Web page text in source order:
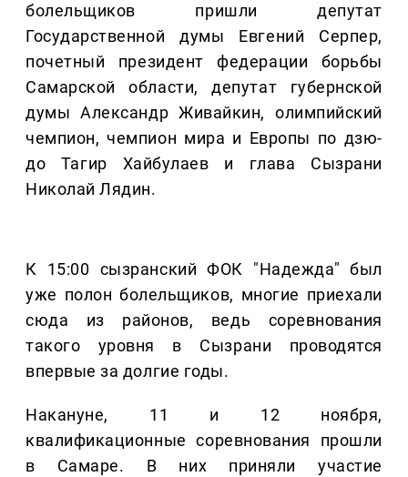
болельщиков пришли депутат
Государственной думы Евгений Серпер,
почетный президент федерации борьбы
Самарской области, депутат губернской
думы Александр Живайкин, олимпийский
чемпион, чемпион мира и Европы по дзю-
до Тагир Хайбулаев и глава Сызрани
Николай Лядин.
К 15:00 сызранский ФОК "Надежда" был
уже полон болельщиков, многие приехали
сюда из районов, ведь соревнования
такого уровня в Сызрани проводятся
впервые за долгие годы.
Накануне, 11 и 12 ноября,
квалификационные соревнования прошли
в Самаре. В них приняли участие